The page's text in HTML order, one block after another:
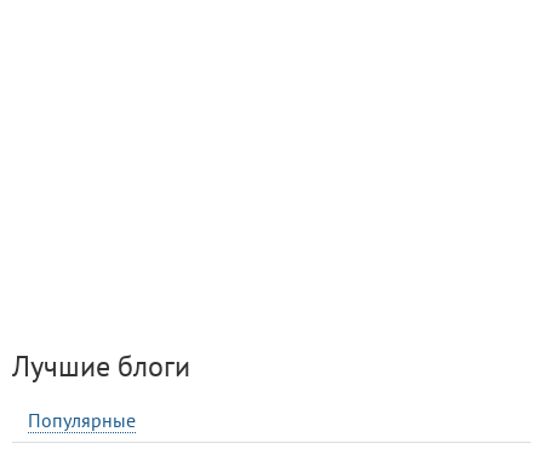
Лучшие блоги
Популярные